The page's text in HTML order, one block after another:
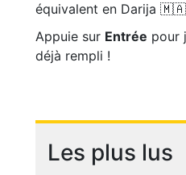
équivalent en Darija 🇲🇦
Appuie sur Entrée pour
déjà rempli !
Les plus lus